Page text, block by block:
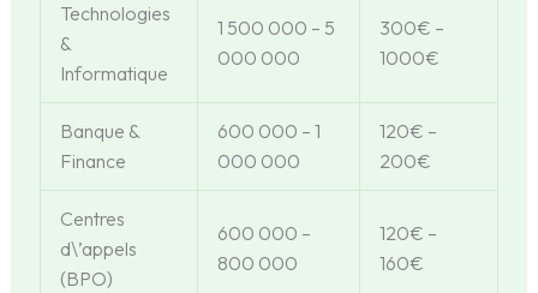
Technologies
&
Informatique
1 500 000 – 5
000 000
300€ –
1000€
Banque &
Finance
600 000 – 1
000 000
120€ –
200€
Centres
d\’appels
(BPO)
600 000 –
800 000
120€ –
160€